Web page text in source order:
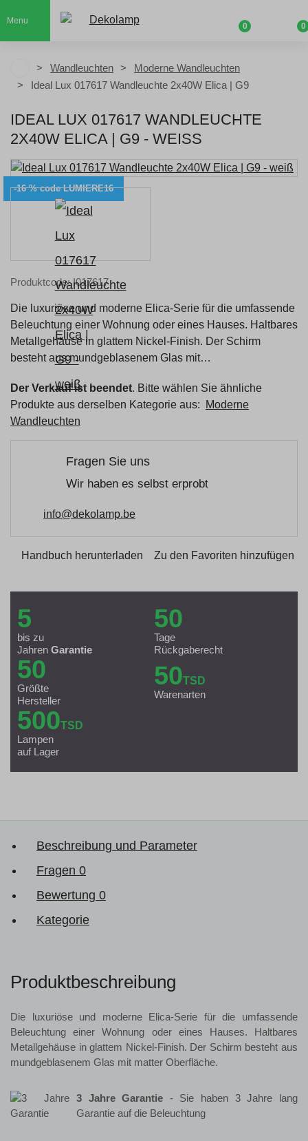
Menu
0 0
Wandleuchten
Moderne Wandleuchten
Ideal Lux 017617 Wandleuchte 2x40W Elica | G9
IDEAL LUX 017617 WANDLEUCHTE
2X40W ELICA | G9 - WEISS
-16 % code LUMIERE16
Produktcode: I017617
Die luxuriöse und moderne Elica-Serie für die umfassende
Beleuchtung einer Wohnung oder eines Hauses. Haltbares
Metallgehäuse in glattem Nickel-Finish. Der Schirm
besteht aus mundgeblasenem Glas mit…
Der Verkauf ist beendet. Bitte wählen Sie ähnliche
Produkte aus derselben Kategorie aus:
Moderne
Wandleuchten
Fragen Sie uns
Wir haben es selbst erprobt
info@dekolamp.be
Handbuch herunterladen Zu den Favoriten hinzufügen
5
bis zu
Jahren Garantie
50
Tage
Rückgaberecht
50
Größte
Hersteller
50TSD
Warenarten
500TSD
Lampen
auf Lager
Beschreibung und Parameter
Fragen 0
Bewertung 0
Kategorie
Produktbeschreibung
Die luxuriöse und moderne Elica-Serie für die umfassende
Beleuchtung einer Wohnung oder eines Hauses. Haltbares
Metallgehäuse in glattem Nickel-Finish. Der Schirm besteht aus
mundgeblasenem Glas mit matter Oberfläche.
3 Jahre Garantie - Sie haben 3 Jahre lang
Garantie auf die Beleuchtung